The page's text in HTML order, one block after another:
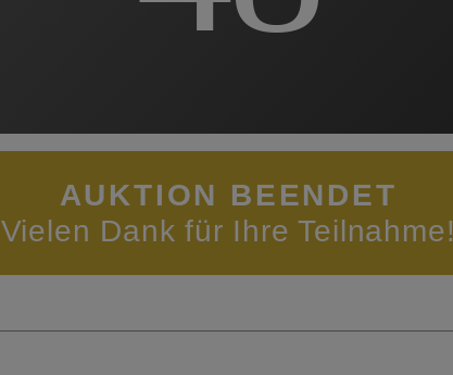
AUKTION BEENDET
Vielen Dank für Ihre Teilnahme!